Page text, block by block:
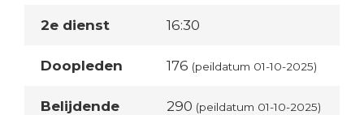
2e dienst 16:30
Doopleden 176 (peildatum 01-10-2025)
Belijdende
290 (peildatum 01-10-2025)